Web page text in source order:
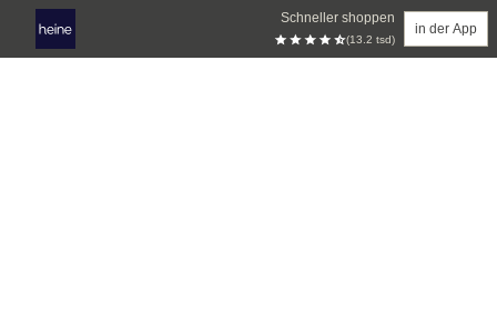
Schneller shoppen
(13.2 tsd)
in der App